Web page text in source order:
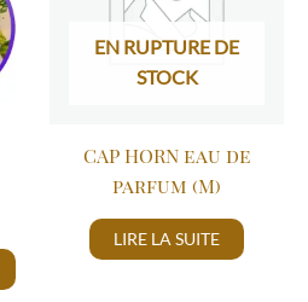
EN RUPTURE DE
STOCK
CAP HORN eau de
parfum (M)
LIRE LA SUITE